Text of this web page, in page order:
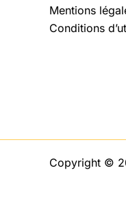
Mentions
Conditions
Copyright ©